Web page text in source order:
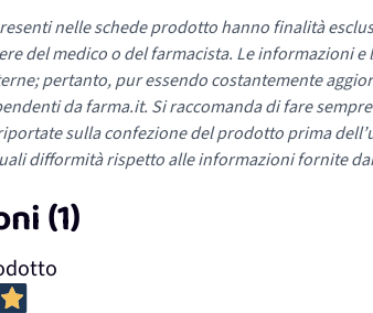
nelle schede prodotto hanno finalità
del medico o del farmacista. Le informazioni
pertanto, pur essendo costantemente
da farma.it. Si raccomanda di fare
sulla confezione del prodotto prima
difformità rispetto alle informazioni fornite
(1)